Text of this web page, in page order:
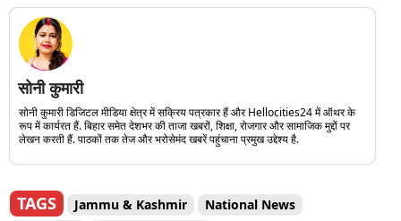
सोनी कुमारी
सोनी कुमारी डिजिटल मीडिया क्षेत्र में सक्रिय पत्रकार हैं और Hellocities24 में ऑथर के
रूप में कार्यरत हैं. बिहार समेत देशभर की ताजा खबरों, शिक्षा, रोजगार और सामाजिक मुद्दों पर
लेखन करती हैं. पाठकों तक तेज और भरोसेमंद खबरें पहुंचाना प्रमुख उद्देश्य है.
TAGS Jammu & Kashmir
National News